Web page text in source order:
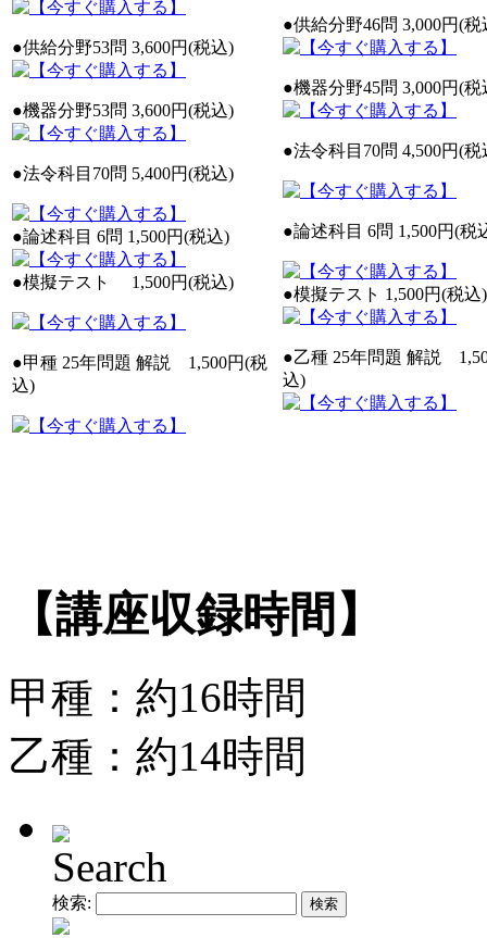
●供給分野53問 3,600円(税込)
●機器分野53問 3,600円(税込)
●法令科目70問 5,400円(税込)
●論述科目 6問 1,500円(税込)
●模擬テスト 1,500円(税込)
●甲種 25年問題 解説 1,500円(税
込)
●供給分野46問 3,000円(税
●機器分野45問 3,000円(税
●法令科目70問 4,500円(税
●論述科目 6問 1,500円(税
●模擬テスト 1,500円(税込)
●乙種 25年問題 解説
込)
【講座収録時間】
甲種：約16時間
乙種：約14時間
Search
検索: